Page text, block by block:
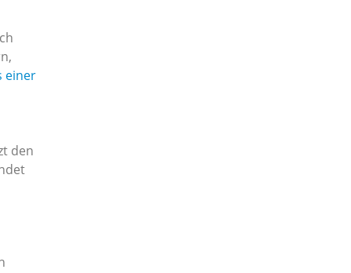
einer
den